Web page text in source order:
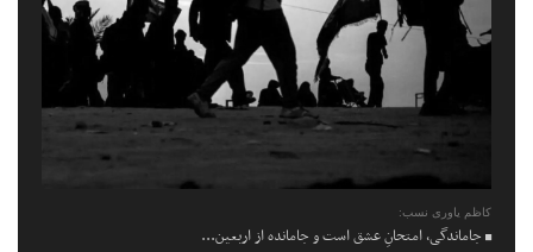
کاظم یاوری نسب:
جاماندگی، امتحانِ عشق است و جامانده از اربعین...